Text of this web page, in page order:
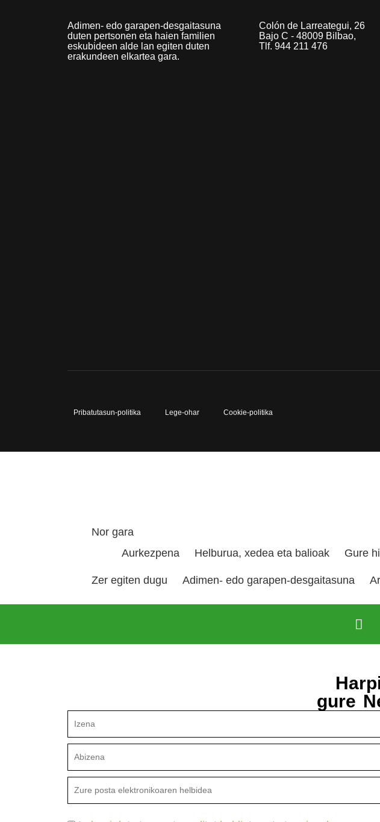
Adimen- edo garapen-desgaitasuna
duten pertsonen eta haien familien
eskubideen alde lan egiten duten
erakundeen elkartea gara.
Colón de Larreategui, 26
Bajo C - 48009 Bilbao,
Tlf. 944 211 476
Pribatutasun-politika Lege-ohar Cookie-politika
Nor gara
Aurkezpena
Helburua, xedea eta balioak Gure
Zer egiten dugu Adimen- edo garapen-desgaitasuna
gure